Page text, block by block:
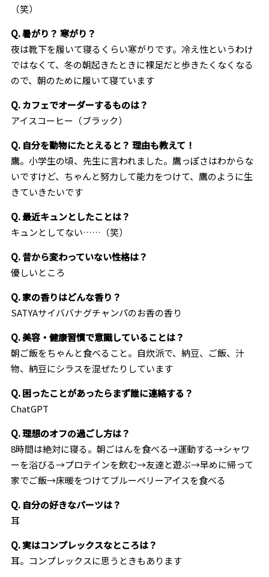
（笑）
Q. 暑がり？ 寒がり？
夜は靴下を履いて寝るくらい寒がりです。冷え性というわけ
ではなくて、冬の朝起きたときに裸足だと歩きたくなくなる
ので、朝のために履いて寝ています
Q. カフェでオーダーするものは？
アイスコーヒー（ブラック）
Q. 自分を動物にたとえると？ 理由も教えて！
鷹。小学生の頃、先生に言われました。鷹っぽさはわからな
いですけど、ちゃんと努力して能力をつけて、鷹のように生
きていきたいです
Q. 最近キュンとしたことは？
キュンとしてない……（笑）
Q. 昔から変わっていない性格は？
優しいところ
Q. 家の香りはどんな香り？
SATYAサイババナグチャンパのお香の香り
Q. 美容・健康習慣で意識していることは？
朝ご飯をちゃんと食べること。自炊派で、納豆、ご飯、汁
物、納豆にシラスを混ぜたりしています
Q. 困ったことがあったらまず誰に連絡する？
ChatGPT
Q. 理想のオフの過ごし方は？
8時間は絶対に寝る。朝ごはんを食べる→運動する→シャワ
ーを浴びる→プロテインを飲む→友達と遊ぶ→早めに帰って
家でご飯→床暖をつけてブルーベリーアイスを食べる
Q. 自分の好きなパーツは？
耳
Q. 実はコンプレックスなところは？
耳。コンプレックスに思うときもあります